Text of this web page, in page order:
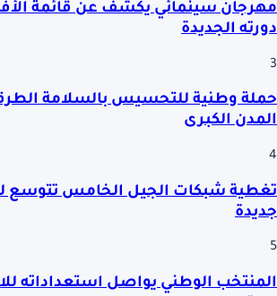
مهرجان سينمائي يكشف عن قائمة
دورته الجديدة
3
حملة وطنية للتحسيس بالسلامة
المدن الكبرى
4
تغطية شبكات الجيل الخامس تتوسع
جديدة
5
المنتخب الوطني يواصل استعداداته